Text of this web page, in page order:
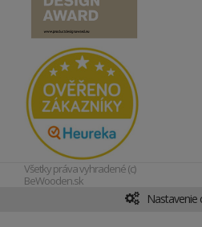
Všetky práva vyhradené (c)
BeWooden.sk
Nastavenie